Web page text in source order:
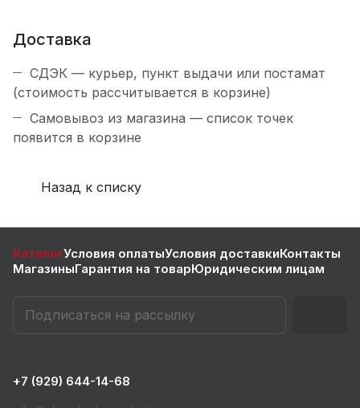
Доставка
СДЭК — курьер, пункт выдачи или постамат
(стоимость рассчитывается в корзине)
Самовывоз из магазина — список точек
появится в корзине
Назад к списку
КаталогУсловия оплатыУсловия доставкиКонтакты
МагазиныГарантия на товарЮридическим лицам
+7 (929) 644-14-68